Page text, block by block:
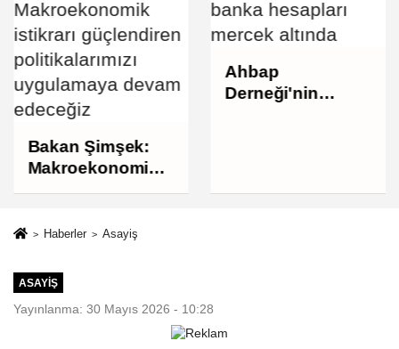
Bakan Şimşek:
Makroekonomik
istikrarı
politikalarımızı
devam edeceğiz
Ahbap
Derneği'nin
Haberler Asayiş
ASAYIŞ
Yayınlanma: 30 Mayıs 2026 - 10:28